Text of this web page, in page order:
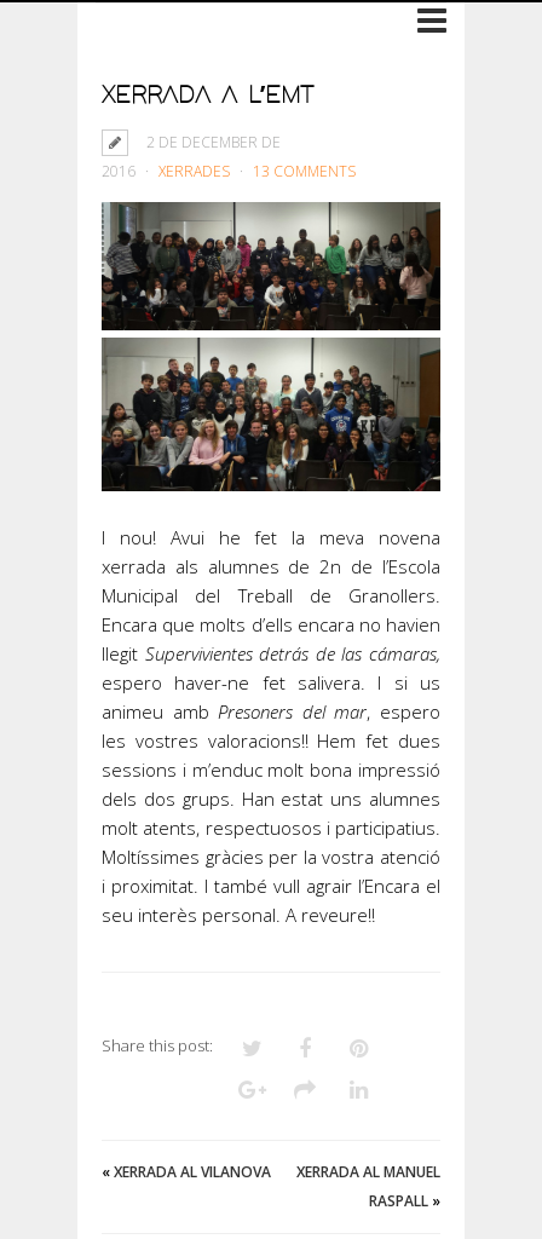
XERRADA A L’EMT
2 DE DECEMBER DE
2016
XERRADES 13 COMMENTS
I nou! Avui he fet la meva novena
xerrada als alumnes de 2n de l’Escola
Municipal del Treball de Granollers.
Encara que molts d’ells encara no havien
llegit Supervivientes detrás de las cámaras,
espero haver-ne fet salivera. I si us
animeu ambPresoners del mar, espero
les vostres valoracions!! Hem fet dues
sessions i m’enduc molt bona impressió
dels dos grups. Han estat uns alumnes
molt atents, respectuosos i participatius.
Moltíssimes gràcies per la vostra atenció
i proximitat. I també vull agrair l’Encara el
seu interès personal. A reveure!!
Share this post:
«XERRADA AL VILANOVA
XERRADA AL MANUEL
RASPALL »